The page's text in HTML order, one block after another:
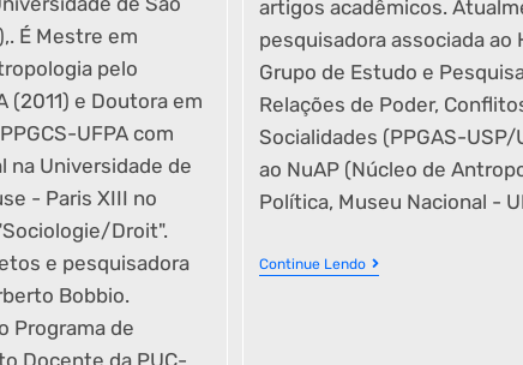
É Mestre em
pelo
(2011) e Doutora em
UFPA com
na Universidade de
- Paris XIII no
Droit".
e pesquisadora
Bobbio.
Programa de
artigos acadêmicos.
pesquisadora associada ao
Grupo de Estudo e
Relações de Poder,
Socialidades (PPGAS-USP/
ao NuAP (Núcleo de
Política, Museu Nacional -
Continue Lendo